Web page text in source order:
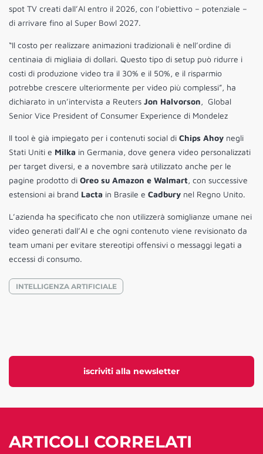
iscriviti alla newsletter
spot TV creati dall’AI entro il 2026, con l’obiettivo – potenziale –
di arrivare fino al Super Bowl 2027.
“Il costo per realizzare animazioni tradizionali è nell’ordine di
centinaia di migliaia di dollari. Questo tipo di setup può ridurre i
costi di produzione video tra il 30% e il 50%, e il risparmio
potrebbe crescere ulteriormente per video più complessi”, ha
dichiarato in un’intervista a Reuters Jon Halvorson, Global
Senior Vice President of Consumer Experience di Mondelez
Il tool è già impiegato per i contenuti social di Chips Ahoy negli
Stati Uniti e Milka in Germania, dove genera video personalizzati
per target diversi, e a novembre sarà utilizzato anche per le
pagine prodotto di Oreo su Amazon e Walmart, con successive
estensioni ai brand Lacta in Brasile e Cadbury nel Regno Unito.
L’azienda ha specificato che non utilizzerà somiglianze umane nei
video generati dall’AI e che ogni contenuto viene revisionato da
team umani per evitare stereotipi offensivi o messaggi legati a
eccessi di consumo.
INTELLIGENZA ARTIFICIALE
ARTICOLI CORRELATI